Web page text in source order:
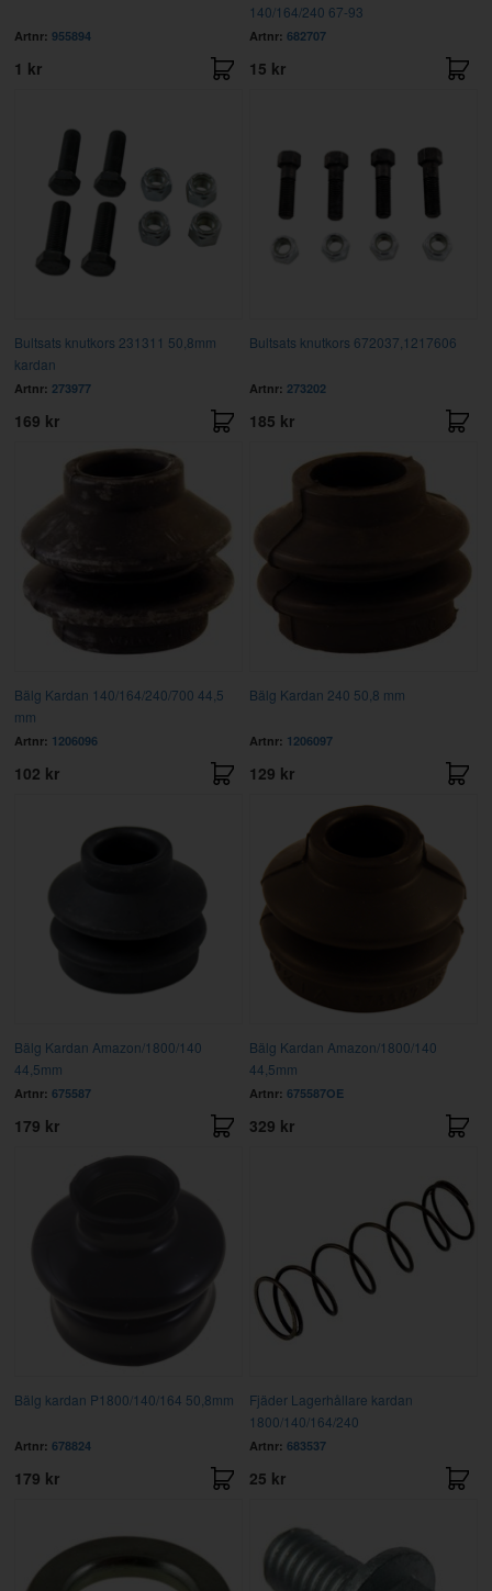
Artnr: 955894
1 kr
140/164/240 67-93
Artnr: 682707
15 kr
Bultsats knutkors 231311 50,8mm
kardan
Artnr: 273977
169 kr
Bultsats knutkors 672037,1217606
Artnr: 273202
185 kr
Bälg Kardan 140/164/240/700 44,5
mm
Artnr: 1206096
102 kr
Bälg Kardan 240 50,8 mm
Artnr: 1206097
129 kr
Bälg Kardan Amazon/1800/140
44,5mm
Artnr: 675587
179 kr
Bälg Kardan Amazon/1800/140
44,5mm
Artnr: 675587OE
329 kr
Bälg kardan P1800/140/164 50,8mm
Artnr: 678824
179 kr
Fjäder Lagerhållare kardan
1800/140/164/240
Artnr: 683537
25 kr